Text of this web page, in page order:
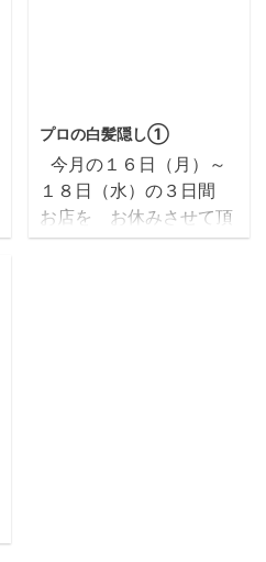
だきました(´艸｀*)
BEFORE AFTER 頭も気
持ちもすっきりして、 喜
んでくれました✰★ ぜ
ひぜひ、中野さん
プロの白髪隠し①
今月の１６日（月）～
１８日（水）の３日間
お店を お休みさせて頂
きます<m(__)m> よろし